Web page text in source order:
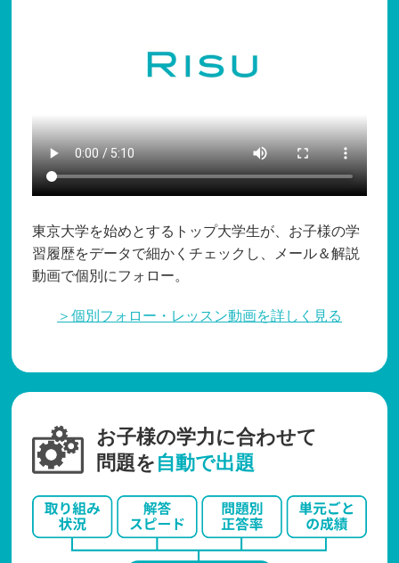
東京大学を始めとするトップ大学生が、お子様の学
習履歴をデータで細かくチェックし、メール＆解説
動画で個別にフォロー。
＞個別フォロー・レッスン動画を詳しく見る
お子様の学力に合わせて
問題を 自動で出題